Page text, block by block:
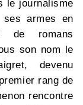
le journalisme
armes en
de romans
son nom le
devenu
rang de
rencontre